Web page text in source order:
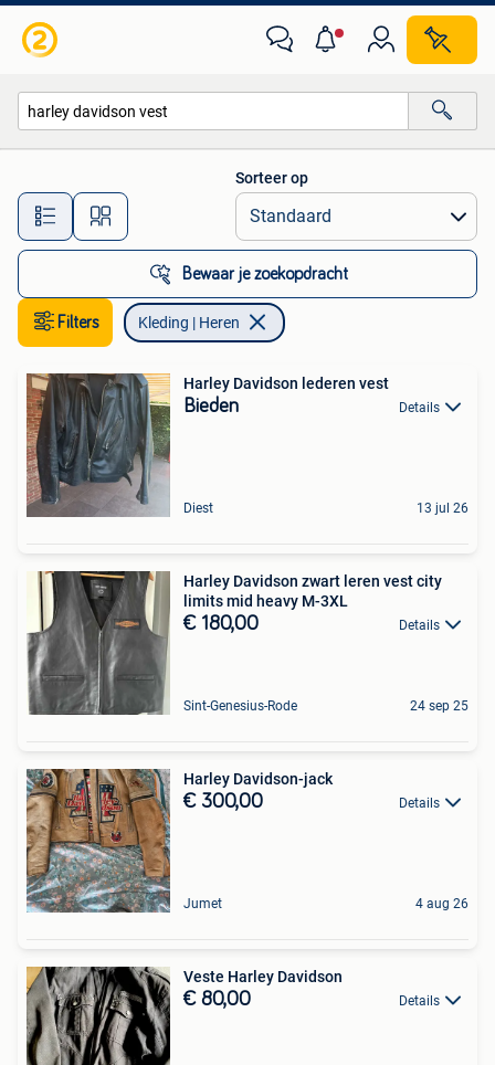
Alle afstanden…
Sorteer op
Bewaar je zoekopdracht
Filters Kleding | Heren
Harley Davidson lederen vest
Bieden Details
Diest 13 jul 26
Harley Davidson zwart leren vest city
limits mid heavy M-3XL
€ 180,00 Details
Sint-Genesius-Rode 24 sep 25
Harley Davidson-jack
€ 300,00 Details
Jumet 4 aug 26
Veste Harley Davidson
€ 80,00 Details